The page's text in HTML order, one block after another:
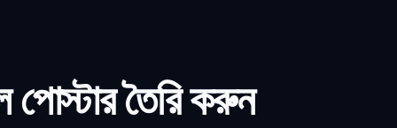
তৈরি করুন